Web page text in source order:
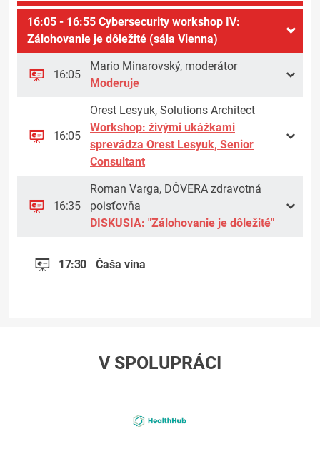
16:05 - 16:55 Cybersecurity workshop IV:
Zálohovanie je dôležité (sála Vienna)
16:05
Mario Minarovský, moderátor
Moderuje
16:05
Orest Lesyuk, Solutions Architect
Workshop: živými ukážkami
sprevádza Orest Lesyuk, Senior
Consultant
16:35
Roman Varga, DÔVERA zdravotná
poisťovňa
DISKUSIA: "Zálohovanie je dôležité"
17:30 Čaša vína
V SPOLUPRÁCI